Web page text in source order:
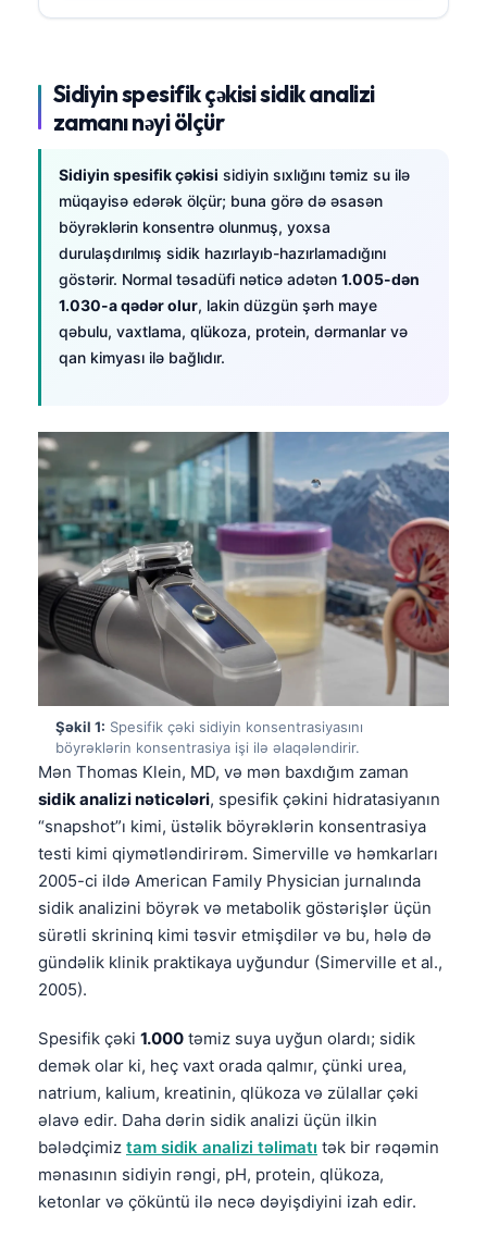
Sidiyin spesifik çəkisi sidik analizi
zamanı nəyi ölçür
Sidiyin spesifik çəkisi sidiyin sıxlığını təmiz su ilə
müqayisə edərək ölçür; buna görə də əsasən
böyrəklərin konsentrə olunmuş, yoxsa
durulaşdırılmış sidik hazırlayıb-hazırlamadığını
göstərir. Normal təsadüfi nəticə adətən 1.005-dən
1.030-a qədər olur, lakin düzgün şərh maye
qəbulu, vaxtlama, qlükoza, protein, dərmanlar və
qan kimyası ilə bağlıdır.
Şəkil 1: Spesifik çəki sidiyin konsentrasiyasını
böyrəklərin konsentrasiya işi ilə əlaqələndirir.
Mən Thomas Klein, MD, və mən baxdığım zaman
sidik analizi nəticələri, spesifik çəkini hidratasiyanın
“snapshot”ı kimi, üstəlik böyrəklərin konsentrasiya
testi kimi qiymətləndirirəm. Simerville və həmkarları
2005-ci ildə American Family Physician jurnalında
sidik analizini böyrək və metabolik göstərişlər üçün
sürətli skrininq kimi təsvir etmişdilər və bu, hələ də
gündəlik klinik praktikaya uyğundur (Simerville et al.,
2005).
Spesifik çəki 1.000 təmiz suya uyğun olardı; sidik
demək olar ki, heç vaxt orada qalmır, çünki urea,
natrium, kalium, kreatinin, qlükoza və zülallar çəki
əlavə edir. Daha dərin sidik analizi üçün ilkin
bələdçimiz tam sidik analizi təlimatı tək bir rəqəmin
mənasının sidiyin rəngi, pH, protein, qlükoza,
ketonlar və çöküntü ilə necə dəyişdiyini izah edir.